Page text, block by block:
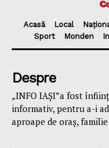
Acasă Local
Sport
Monden
Despre
„INFO IAȘI”a fost
informativ, pentru a-i
aproape de oraş,